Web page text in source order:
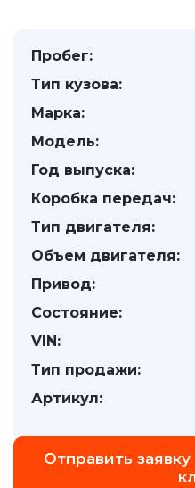
Пробег:
Тип кузова:
Марка:
Модель:
Год выпуска:
Коробка передач:
Тип двигателя:
Объем двигателя:
Привод:
Состояние:
VIN:
Тип продажи:
Артикул:
Отправить